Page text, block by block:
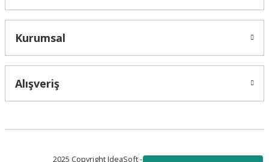
Kurumsal
Alışveriş
2025 Copyright IdeaSoft - Tüm Hakları Saklıdır.